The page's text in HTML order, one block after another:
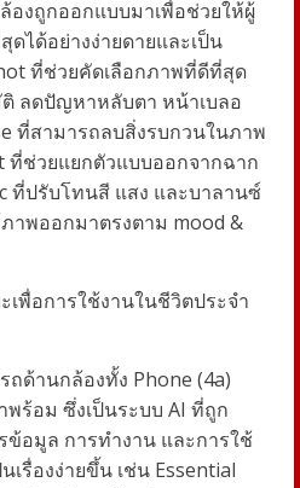
องถูกออกแบบมาเพื่อช่วยให้ผู้
ได้อย่างง่ายดายและเป็น
ที่ช่วยคัดเลือกภาพที่ดีที่สุด
ลดปัญหาหลับตา หน้าเบลอ
ที่สามารถลบสิ่งรบกวนในภาพ
ที่ช่วยแยกตัวแบบออกจากฉาก
ที่ปรับโทนสี แสง และบาลานซ์
าพออกมาตรงตาม mood &
เพื่อการใช้งานในชีวิตประจำ
ถด้านกล้องทั้ง Phone (4a)
พร้อม ซึ่งเป็นระบบ AI ที่ถูก
อมูล การทำงาน และการใช้
เรื่องง่ายขึ้น เช่น Essential